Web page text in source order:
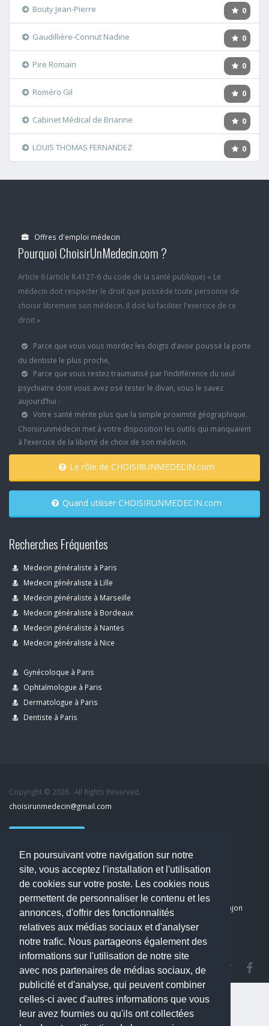
En poursuivant votre navigation sur notre
site, vous acceptez l'installation et l'utilisation
de cookies sur votre poste. Les cookies nous
permettent de personnaliser le contenu et les
annonces, d'offrir des fonctionnalités
relatives aux médias sociaux et d'analyser
notre trafic. Nous partageons également des
informations sur l'utilisation de notre site
avec nos partenaires de médias sociaux, de
publicité et d'analyse, qui peuvent combiner
celles-ci avec d'autres informations que vous
leur avez fournies ou qu'ils ont collectées
0
Bouty Jean-Pierre
0
Gaudillière-Connut Nadine
0
Pire Romain
0
Roméro Gil
0
Cabinet Médical de Brianne
0
LOUIS THOMAS FERNANDEZ
Offres d'emploi médecin
Pourquoi ChoisirUnMedecin.com ?
Article 6 (article R.4127-6 du code de la santé publique) « Le
médecin doit respecter le droit que possède toute personne de
choisir librement son médecin. Il doit lui faciliter l'exercice de ce
droit ».
Parce que vous vous mordez les doigts d’avoir poussé la porte
du dentiste le plus proche,
Parce que vous restez traumatisé par l’indifférence du seul
psychiatre dont vous avez osé tester le divan, vous le savez
aujourd’hui :
Votre santé mérite plus que la simple proximité géographique.
Choisirunmédecin met à votre disposition les outils qui manquaient
à l’exercice de la liberté de choix de son médecin.
Le rôle de CHOISIRUNMEDECIN.com
Quand utiliser CHOISIRUNMEDECIN.com
Recherches Fréquentes
Medecin généraliste à Paris
Medecin généraliste à Lille
Medecin généraliste à Marseille
Medecin généraliste à Bordeaux
Medecin généraliste à Nantes
Medecin généraliste à Nice
Gynécoloque à Paris
Ophtalmologue à Paris
Dermatologue à Paris
Dentiste à Paris
Copyright © 2026 . All Rights Reserved.
choisirunmedecin@gmail.com
Accueil
Blog
Mon compte
Dernier avis : PASCAL DELCAMPE, Chirurgien maxillo-faciale à Arpajon
Mentions légales
Politique de confidentialité